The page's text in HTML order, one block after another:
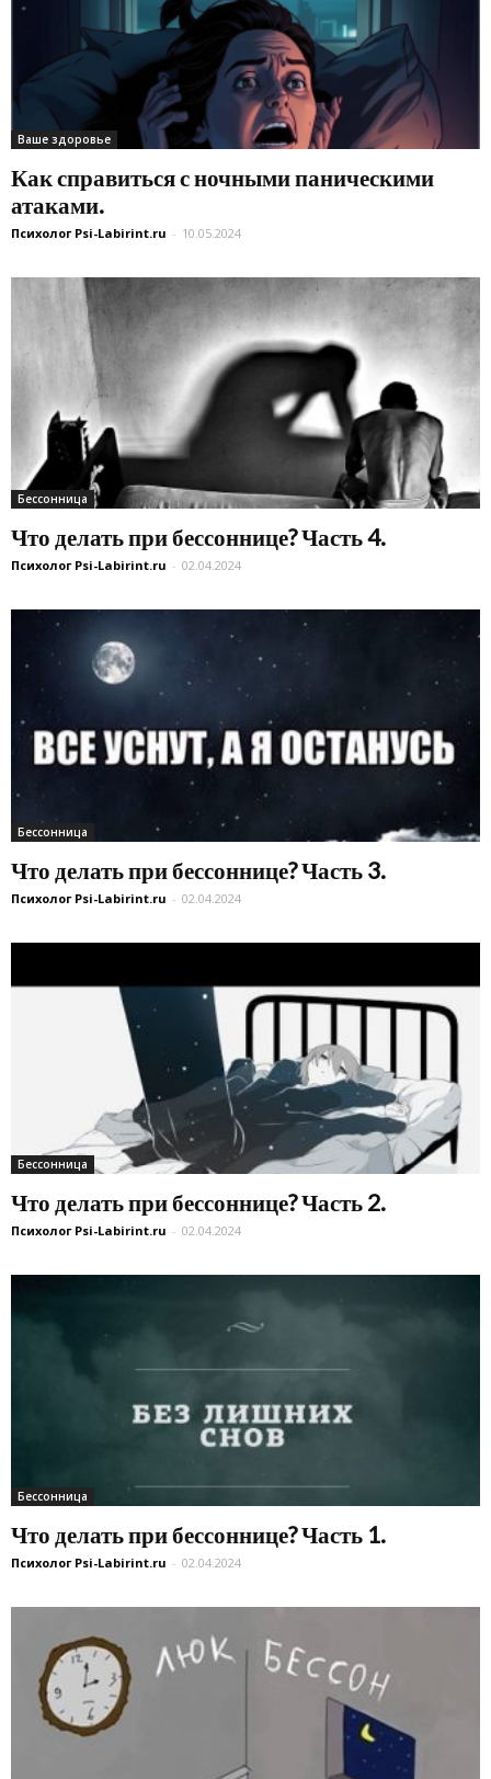
Ваше здоровье
Как справиться с ночными паническими
атаками.
Психолог Psi-Labirint.ru - 10.05.2024
Бессонница
Что делать при бессоннице? Часть 4.
Психолог Psi-Labirint.ru - 02.04.2024
Бессонница
Что делать при бессоннице? Часть 3.
Психолог Psi-Labirint.ru - 02.04.2024
Бессонница
Что делать при бессоннице? Часть 2.
Психолог Psi-Labirint.ru - 02.04.2024
Бессонница
Что делать при бессоннице? Часть 1.
Психолог Psi-Labirint.ru - 02.04.2024